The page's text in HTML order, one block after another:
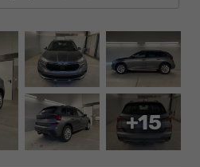
+15